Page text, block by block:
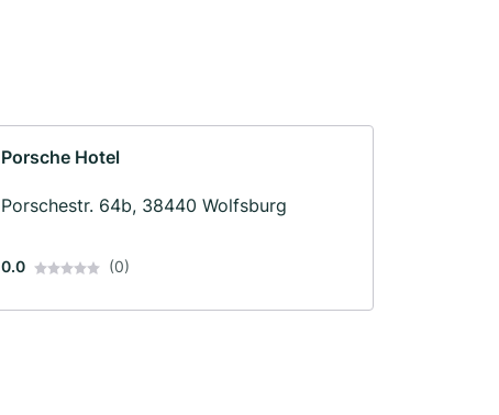
Porsche Hotel
Porschestr. 64b, 38440 Wolfsburg
0.0 (0)